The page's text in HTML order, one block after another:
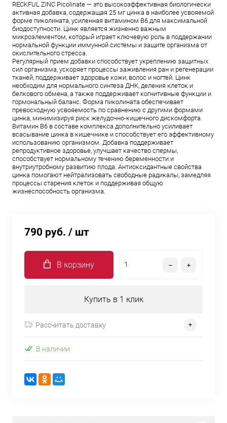
RECKFUL ZINC Picolinate — это высокоэффективная биологически
активная добавка, содержащая 25 мг цинка в наиболее усвояемой
форме пиколината, усиленная витамином B6 для максимальной
биодоступности. Цинк является жизненно важным
микроэлементом, который играет ключевую роль в поддержании
нормальной функции иммунной системы и защите организма от
окислительного стресса.
Регулярный прием добавки способствует укреплению защитных
сил организма, ускоряет процессы заживления ран и регенерации
тканей, поддерживает здоровье кожи, волос и ногтей. Цинк
необходим для нормального синтеза ДНК, деления клеток и
белкового обмена, а также поддерживает когнитивные функции и
гормональный баланс. Форма пиколината обеспечивает
превосходную усвояемость по сравнению с другими формами
цинка, минимизируя риск желудочно-кишечного дискомфорта.
Витамин B6 в составе комплекса дополнительно усиливает
всасывание цинка в кишечнике и способствует его эффективному
использованию организмом. Добавка поддерживает
репродуктивное здоровье, улучшает качество спермы,
способствует нормальному течению беременности и
внутриутробному развитию плода. Антиоксидантные свойства
цинка помогают нейтрализовать свободные радикалы, замедляя
процессы старения клеток и поддерживая общую
жизнеспособность организма.
790 руб. / шт
В корзину
Купить в 1 клик
Рассчитать доставку
В наличии